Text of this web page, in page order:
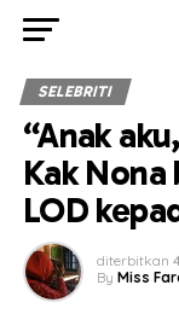
SELEBRITI
“Anak
Kak Nona
LOD
diterbitkan
By Miss